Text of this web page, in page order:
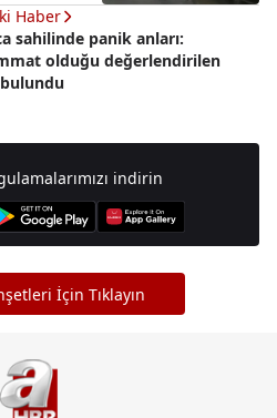
Haber
sahilinde panik anları:
olduğu değerlendirilen
indirin
İçin Tıklayın